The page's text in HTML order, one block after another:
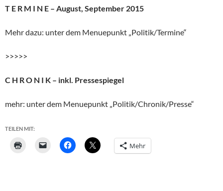
T E R M I N E – August, September 2015
Mehr dazu: unter dem Menuepunkt „Politik/Termine“
>>>>>
C H R O N I K – inkl. Pressespiegel
mehr: unter dem Menuepunkt „Politik/Chronik/Presse“
TEILEN MIT:
Mehr